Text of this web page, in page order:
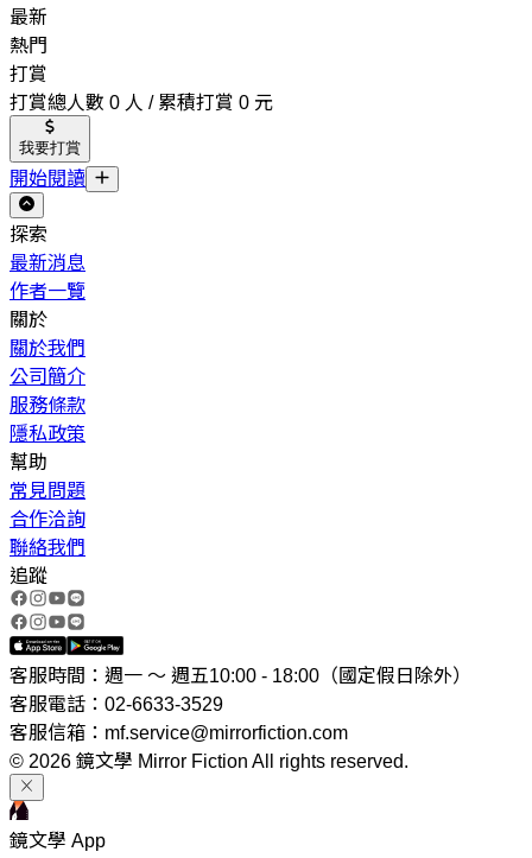
最新
熱門
打賞
打賞總人數 0 人 / 累積打賞 0 元
我要打賞
開始閱讀
探索
最新消息
作者一覽
關於
關於我們
公司簡介
服務條款
隱私政策
幫助
常見問題
合作洽詢
聯絡我們
追蹤
客服時間：週一 ～ 週五10:00 - 18:00（國定假日除外）
客服電話：02-6633-3529
客服信箱：mf.service@mirrorfiction.com
© 2026 鏡文學 Mirror Fiction All rights reserved.
鏡文學 App